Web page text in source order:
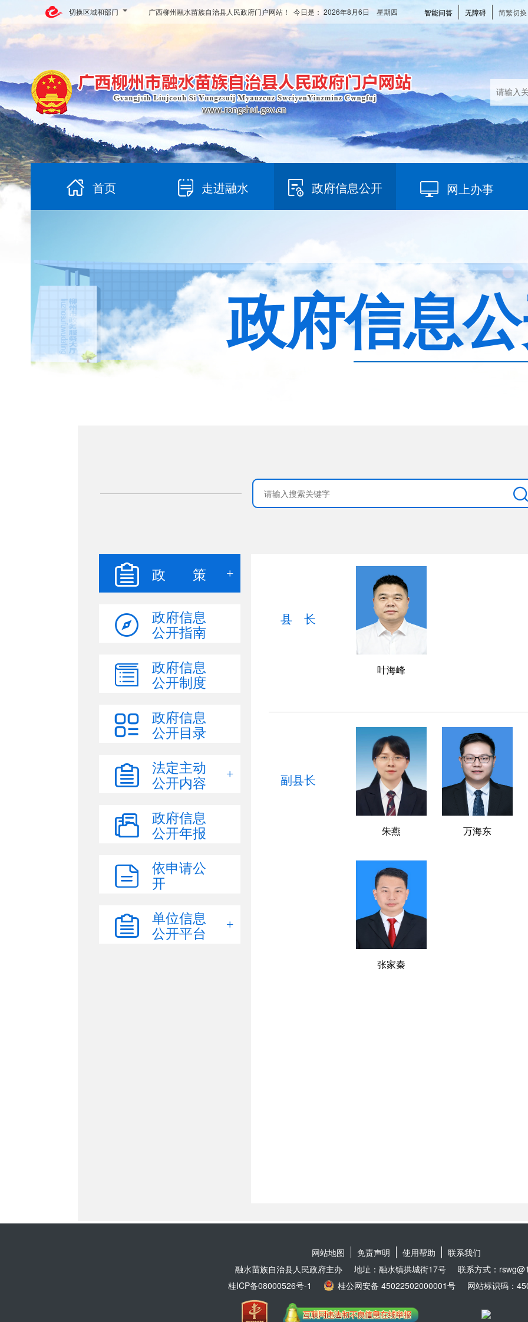
切换区域和部门 智能问答 无障碍 简繁切换
广西柳州融水苗族自治县人民政府门户网站！ 今日是： 2026年8月6日 星期四
首页 走进融水 政府信息公开 网上办事
政府信息
政 策
政府信息
公开指南
政府信息
公开制度
政府信息
公开目录
法定主动
公开内容
政府信息
公开年报
依申请公
开
单位信息
公开平台
网站地图 免责声明 使用帮助
联系我们
融水苗族自治县人民政府主办
地址：融水镇拱城街17号
联系方式：
桂ICP备08000526号-1
桂公网安备 45022502000001号 网站标识码：